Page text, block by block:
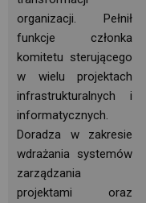
organizacji. Pełnił
funkcje członka
komitetu sterującego
w wielu projektach
infrastrukturalnych i
informatycznych.
Doradza w zakresie
wdrażania systemów
zarządzania
projektami oraz